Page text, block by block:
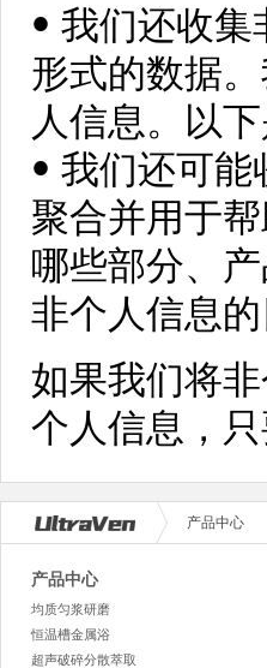
• 我们还收
形式的数据
人信息。以
• 我们还可
聚合并用于
哪些部分、
非个人信息的
如果我们将
个人信息，
产品中心
产品中心
均质匀浆研磨
恒温槽金属浴
超声破碎分散萃取